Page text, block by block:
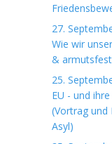
27.
Wie wir
& armutsfest
25.
EU - und
(Vortrag und
Asyl)